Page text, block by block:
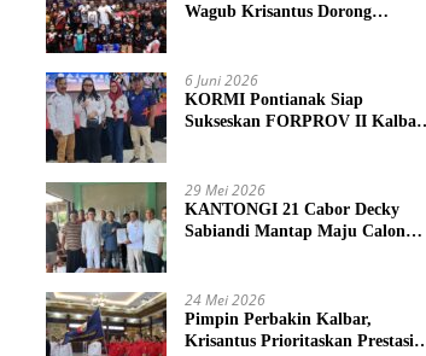
Wagub Krisantus Dorong
6 Juni 2026
KORMI Pontianak Siap
Sukseskan FORPROV II Kalbar
29 Mei 2026
KANTONGI 21 Cabor Decky
Sabiandi Mantap Maju Calon
24 Mei 2026
Pimpin Perbakin Kalbar,
Krisantus Prioritaskan Prestasi